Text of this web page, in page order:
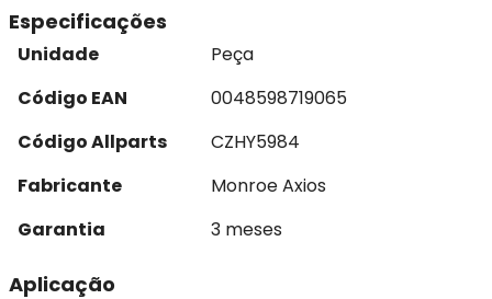
Especificações
Unidade
Peça
Código EAN
0048598719065
Código Allparts
CZHY5984
Fabricante
Monroe Axios
Garantia
3 meses
Aplicação